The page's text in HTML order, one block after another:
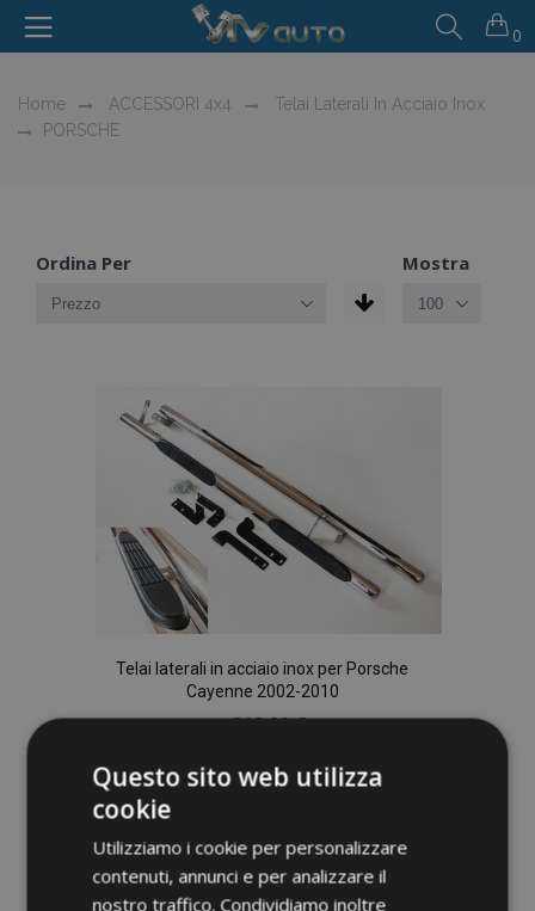
0
Home ACCESSORI 4x4
Telai Laterali In Acciaio Inox
PORSCHE
Ordina Per Mostra
Telai laterali in acciaio inox per Porsche
Cayenne 2002-2010
319,00 €
Non Disponibile
alla
Questo sito web utilizza
cookie
Utilizziamo i cookie per personalizzare
contenuti, annunci e per analizzare il
nostro traffico. Condividiamo inoltre